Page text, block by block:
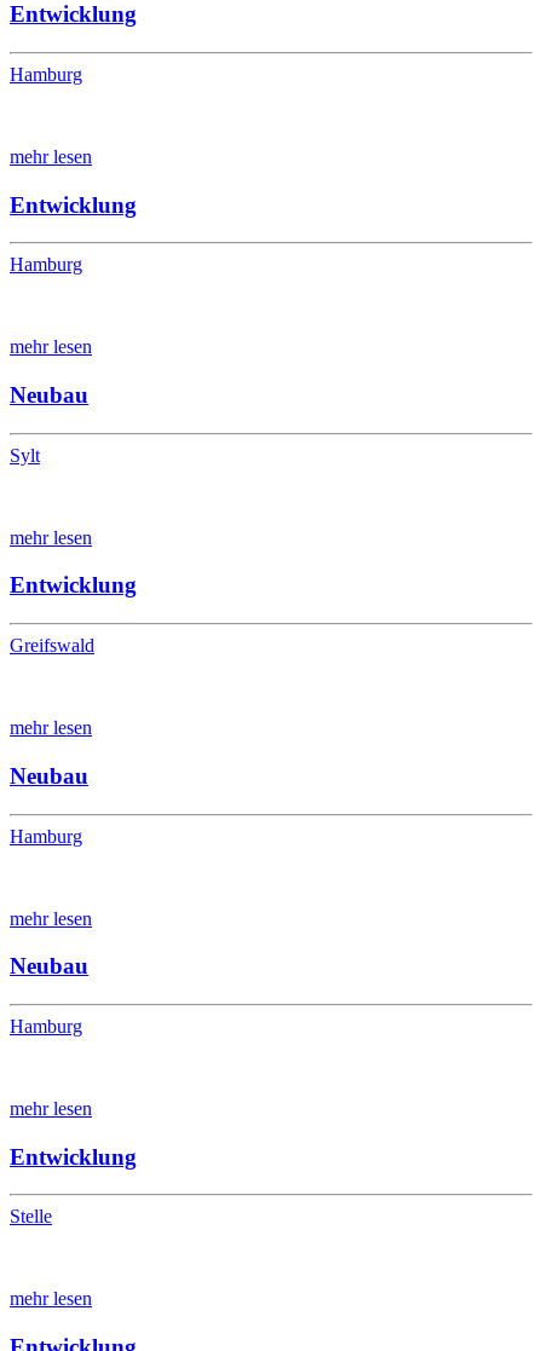
Entwicklung
Hamburg
mehr lesen
Entwicklung
Hamburg
mehr lesen
Neubau
Sylt
mehr lesen
Entwicklung
Greifswald
mehr lesen
Neubau
Hamburg
mehr lesen
Neubau
Hamburg
mehr lesen
Entwicklung
Stelle
mehr lesen